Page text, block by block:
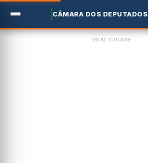
CÂMARA DOS DEPUTADOS
PUBLICIDADE